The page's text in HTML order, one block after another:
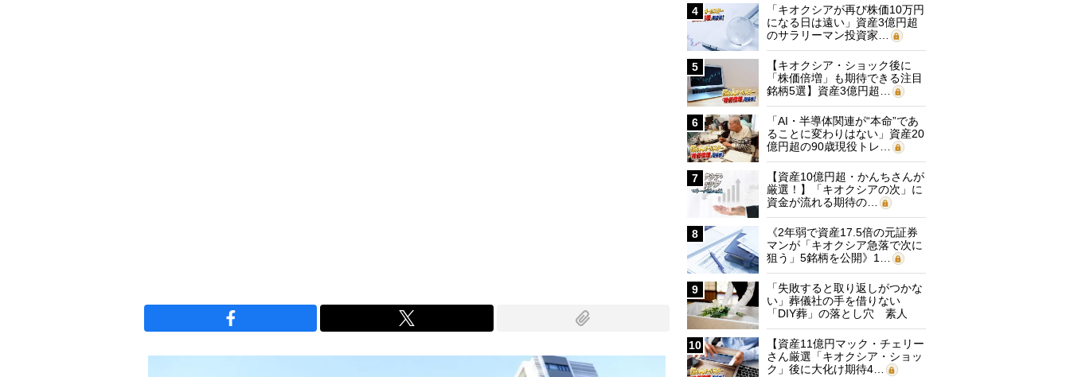
4
「キオクシアが再び株価10万円
になる日は遠い」資産3億円超
のサラリーマン投資家…
5
【キオクシア・ショック後に
「株価倍増」も期待できる注目
銘柄5選】資産3億円超…
6
「AI・半導体関連が“本命”であ
ることに変わりはない」資産20
億円超の90歳現役トレ…
7
【資産10億円超・かんちさんが
厳選！】「キオクシアの次」に
資金が流れる期待の…
8
《2年弱で資産17.5倍の元証券
マンが「キオクシア急落で次に
狙う」5銘柄を公開》1…
9
「失敗すると取り返しがつかな
い」葬儀社の手を借りない
「DIY葬」の落とし穴 素人
に…
10
【資産11億円マック・チェリー
さん厳選「キオクシア・ショッ
ク」後に大化け期待4…